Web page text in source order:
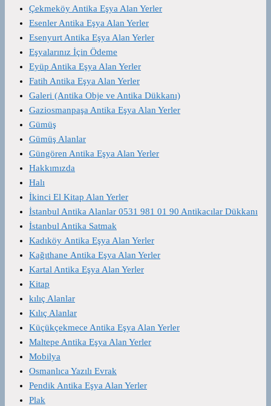
Çekmeköy Antika Eşya Alan Yerler
Esenler Antika Eşya Alan Yerler
Esenyurt Antika Eşya Alan Yerler
Eşyalarınız İçin Ödeme
Eyüp Antika Eşya Alan Yerler
Fatih Antika Eşya Alan Yerler
Galeri (Antika Obje ve Antika Dükkanı)
Gaziosmanpaşa Antika Eşya Alan Yerler
Gümüş
Gümüş Alanlar
Güngören Antika Eşya Alan Yerler
Hakkımızda
Halı
İkinci El Kitap Alan Yerler
İstanbul Antika Alanlar 0531 981 01 90 Antikacılar Dükkanı
İstanbul Antika Satmak
Kadıköy Antika Eşya Alan Yerler
Kağıthane Antika Eşya Alan Yerler
Kartal Antika Eşya Alan Yerler
Kitap
kılıç Alanlar
Kılıç Alanlar
Küçükçekmece Antika Eşya Alan Yerler
Maltepe Antika Eşya Alan Yerler
Mobilya
Osmanlıca Yazılı Evrak
Pendik Antika Eşya Alan Yerler
Plak